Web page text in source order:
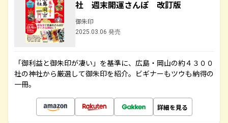
社 週末開運さんぽ 改訂版
御朱印
2025.03.06 発売
「御利益と御朱印が凄い」を基準に、広島・岡山の約４３００
社の神社から厳選して御朱印を紹介。ビギナーもツウも納得の
一冊。
詳細を見る